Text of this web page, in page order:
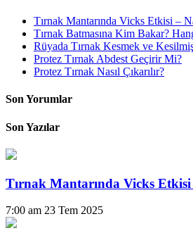
Tırnak Mantarında Vicks Etkisi –
Tırnak Batmasına Kim Bakar?
Rüyada Tırnak Kesmek ve
Protez Tırnak Abdest Geçirir Mi?
Protez Tırnak Nasıl Çıkarılır?
Son Yorumlar
Son Yazılar
Tırnak Mantarında Vicks Etkisi
7:00 am 23 Tem 2025